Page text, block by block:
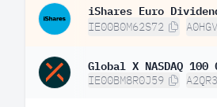
iShares Euro
IE00B0M62S72
Global X NASDAQ
IE00BM8R0J59